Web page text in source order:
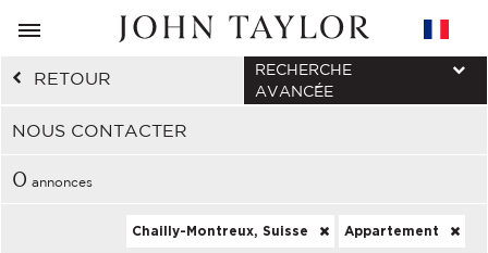
RETOUR
NOUS CONTACTER
RECHERCHE
AVANCÉE
0 annonces
Chailly-Montreux, Suisse Appartement